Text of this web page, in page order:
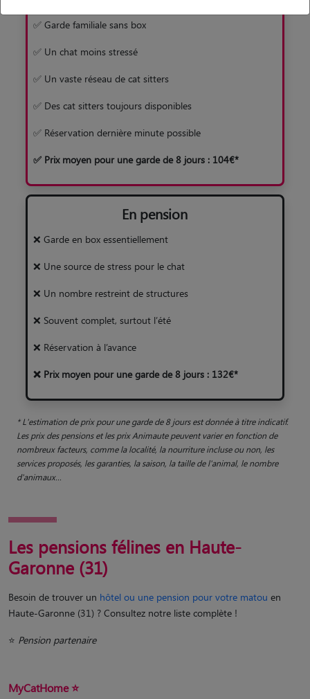
✅ Garde familiale sans box
✅ Un chat moins stressé
✅ Un vaste réseau de cat sitters
✅ Des cat sitters toujours disponibles
✅ Réservation dernière minute possible
✅ Prix moyen pour une garde de 8 jours : 104€*
En pension
❌ Garde en box essentiellement
❌ Une source de stress pour le chat
❌ Un nombre restreint de structures
❌ Souvent complet, surtout l’été
❌ Réservation à l’avance
❌ Prix moyen pour une garde de 8 jours : 132€*
* L'estimation de prix pour une garde de 8 jours est donnée à titre indicatif.
Les prix des pensions et les prix Animaute peuvent varier en fonction de
nombreux facteurs, comme la localité, la nourriture incluse ou non, les
services proposés, les garanties, la saison, la taille de l'animal, le nombre
d'animaux...
Les pensions félines en Haute-
Garonne (31)
Besoin de trouver un hôtel ou une pension pour votre matou en
Haute-Garonne (31) ? Consultez notre liste complète !
⭐ Pension partenaire
MyCatHome ⭐